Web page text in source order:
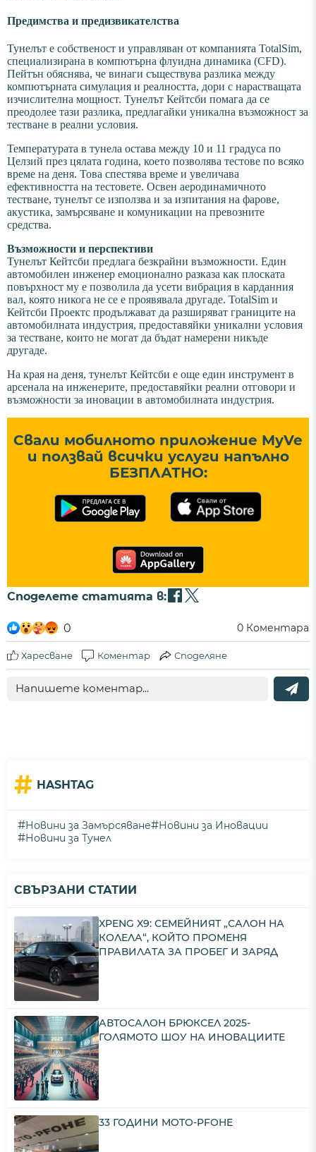
Предимства и предизвикателства
Тунелът е собственост и управляван от компанията TotalSim,
специализирана в компютърна флуидна динамика (CFD).
Пейтън обяснява, че винаги съществува разлика между
компютърната симулация и реалността, дори с нарастващата
изчислителна мощност. Тунелът Кейтсби помага да се
преодолее тази разлика, предлагайки уникална възможност за
тестване в реални условия.
Температурата в тунела остава между 10 и 11 градуса по
Целзий през цялата година, което позволява тестове по всяко
време на деня. Това спестява време и увеличава
ефективността на тестовете. Освен аеродинамичното
тестване, тунелът се използва и за изпитания на фарове,
акустика, замърсяване и комуникации на превозните
средства.
Възможности и перспективи
Тунелът Кейтсби предлага безкрайни възможности. Един
автомобилен инженер емоционално разказа как плоската
повърхност му е позволила да усети вибрация в карданния
вал, която никога не се е проявявала другаде. TotalSim и
Кейтсби Проектс продължават да разширяват границите на
автомобилната индустрия, предоставяйки уникални условия
за тестване, които не могат да бъдат намерени никъде
другаде.
На края на деня, тунелът Кейтсби е още един инструмент в
арсенала на инженерите, предоставяйки реални отговори и
възможности за иновации в автомобилната индустрия.
Свали мобилното приложение MyVe
и ползвай всички услуги напълно
БЕЗПЛАТНО:
Споделете статията в:
0 0 Коментара
Харесване Коментар Споделяне
# HASHTAG
#Новини за Замърсяване#Новини за Иновации
#Новини за Тунел
СВЪРЗАНИ СТАТИИ
XPENG X9: СЕМЕЙНИЯТ „САЛОН НА
КОЛЕЛА“, КОЙТО ПРОМЕНЯ
ПРАВИЛАТА ЗА ПРОБЕГ И ЗАРЯД
АВТОСАЛОН БРЮКСЕЛ 2025-
ГОЛЯМОТО ШОУ НА ИНОВАЦИИТЕ
33 ГОДИНИ MOTO-PFOHE